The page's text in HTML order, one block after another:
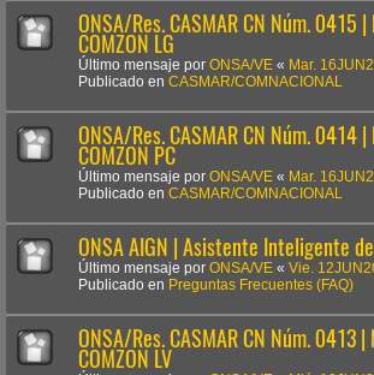
ONSA/Res. CASMAR CN Núm. 0415
COMZON LG
Último mensaje por ONSA/VE « Mar.
Publicado en CASMAR/COMNACIONAL
ONSA/Res. CASMAR CN Núm. 0414
COMZON PC
Último mensaje por ONSA/VE « Mar.
Publicado en CASMAR/COMNACIONAL
ONSA AIGN | Asistente Inteligente
Último mensaje por ONSA/VE « Vie.
Publicado en Preguntas Frecuentes (FAQ)
ONSA/Res. CASMAR CN Núm. 0413
COMZON LV